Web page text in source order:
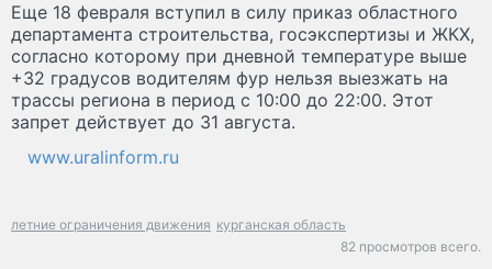
Еще 18 февраля вступил в силу приказ областного
департамента строительства, госэкспертизы и ЖКХ,
согласно которому при дневной температуре выше
+32 градусов водителям фур нельзя выезжать на
трассы региона в период с 10:00 до 22:00. Этот
запрет действует до 31 августа.
www.uralinform.ru
летние ограничения движения курганская область
82 просмотров всего.